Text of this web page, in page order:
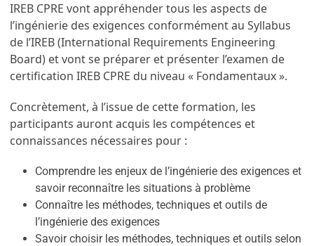
IREB CPRE vont appréhender tous les aspects de
l’ingénierie des exigences conformément au Syllabus
de l’IREB (International Requirements Engineering
Board) et vont se préparer et présenter l’examen de
certification IREB CPRE du niveau « Fondamentaux ».
Concrètement, à l’issue de cette formation, les
participants auront acquis les compétences et
connaissances nécessaires pour :
Comprendre les enjeux de l’ingénierie des exigences et
savoir reconnaître les situations à problème
Connaître les méthodes, techniques et outils de
l’ingénierie des exigences
Savoir choisir les méthodes, techniques et outils selon